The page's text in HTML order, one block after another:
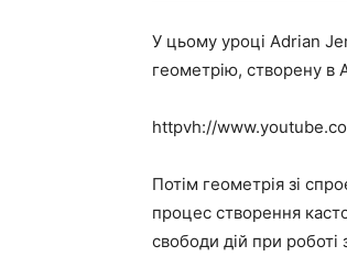
У цьому уроці Adrian
геометрію, створену в
httpvh://
Потім геометрія зі
процес створення
свободи дій при